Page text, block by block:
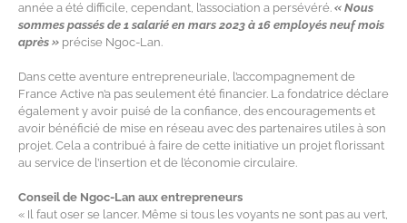
année a été difficile, cependant, l’association a persévéré. « Nous
sommes passés de 1 salarié en mars 2023 à 16 employés neufmois
après » précise Ngoc-Lan.
Dans cette aventure entrepreneuriale, l’accompagnement de
France Active n’a pas seulement été financier. La fondatrice déclare
également y avoir puisé de la confiance, des encouragements et
avoir bénéficié de mise en réseau avec des partenaires utiles à son
projet. Cela a contribué à faire de cette initiative un projet florissant
au service de l’insertion et de l’économie circulaire.
Conseil de Ngoc-Lan aux entrepreneurs
« Il faut oser se lancer. Même si tous les voyants ne sont pas au vert,